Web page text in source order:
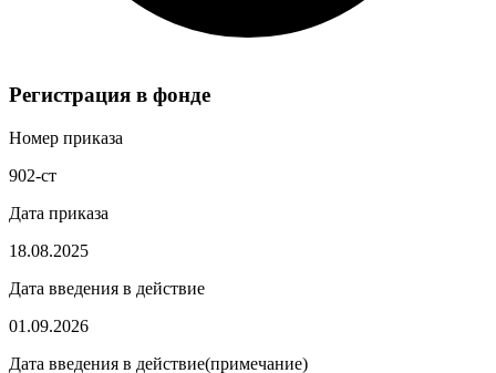
Регистрация в фонде
Номер приказа
902-ст
Дата приказа
18.08.2025
Дата введения в действие
01.09.2026
Дата введения в действие(примечание)